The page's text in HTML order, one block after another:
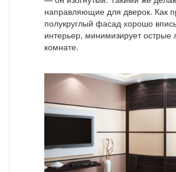
направляющие для дверок. Как
полукруглый фасад хорошо
интерьер, минимизирует острые
комнате.